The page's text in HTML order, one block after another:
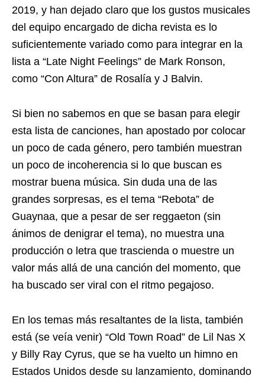
2019, y han dejado claro que los gustos musicales
del equipo encargado de dicha revista es lo
suficientemente variado como para integrar en la
lista a “Late Night Feelings” de Mark Ronson,
como “Con Altura” de Rosalía y J Balvin.
Si bien no sabemos en que se basan para elegir
esta lista de canciones, han apostado por colocar
un poco de cada género, pero también muestran
un poco de incoherencia si lo que buscan es
mostrar buena música. Sin duda una de las
grandes sorpresas, es el tema “Rebota” de
Guaynaa, que a pesar de ser reggaeton (sin
ánimos de denigrar el tema), no muestra una
producción o letra que trascienda o muestre un
valor más allá de una canción del momento, que
ha buscado ser viral con el ritmo pegajoso.
En los temas más resaltantes de la lista, también
está (se veía venir) “Old Town Road” de Lil Nas X
y Billy Ray Cyrus, que se ha vuelto un himno en
Estados Unidos desde su lanzamiento, dominando